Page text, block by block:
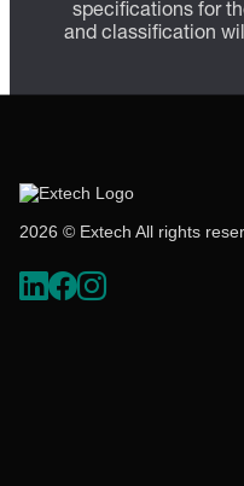
specifications for
and classification
2026 © Extech All rights